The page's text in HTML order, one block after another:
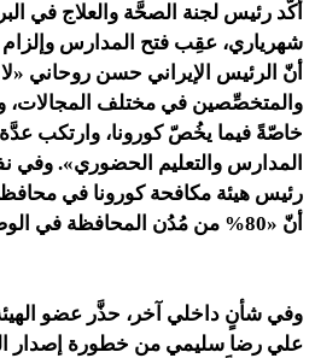
أكَّد رئيس لجنة الصحَّة والعلاج في
شهرياري، عقِب فتح المدارس وإلزام
أنّ الرئيس الإيراني حسن روحاني «لا
والمتخصِّصين في مختلف المجالات،
خاصّةً فيما يخُصّ كورونا، وارتكب
المدارس والتعليم الحضوري». وفي
رئيس هيئة مكافحة كورونا في
أنّ «80% من مُدُن المحافظة في
وفي شأنٍ داخلي آخر، حذَّر عضو
علي رضا سليمي من خطورة إصدار